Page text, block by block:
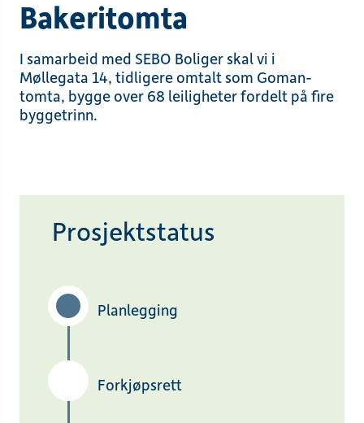
Bakeritomta
I samarbeid med SEBO Boliger skal vi i
Møllegata 14, tidligere omtalt som Goman-
tomta, bygge over 68 leiligheter fordelt på fire
byggetrinn.
Prosjektstatus
Planlegging
Forkjøpsrett